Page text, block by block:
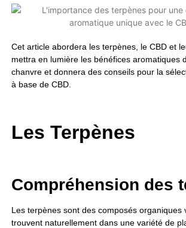
Cet article abordera les terpènes, le CBD et
mettra en lumière les bénéfices aromatiques
chanvre et donnera des conseils pour la
à base de CBD.
Les Terpènes
Compréhension des
Les terpènes sont des composés organiques
trouvent naturellement dans une variété de